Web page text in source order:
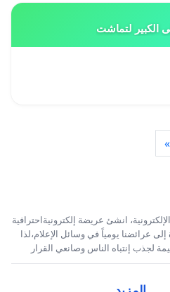
الكبير لتماشت
»
انشئ عريضة إلكترونيةاحترافية
عرائضنا يومياً في وسائل الإعلام،لذا
لجذب إنتباه الناس وصانعي القرار